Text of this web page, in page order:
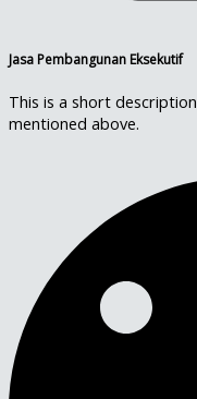
Jasa Pembangunan Eksekutif
This is a short
mentioned above.​